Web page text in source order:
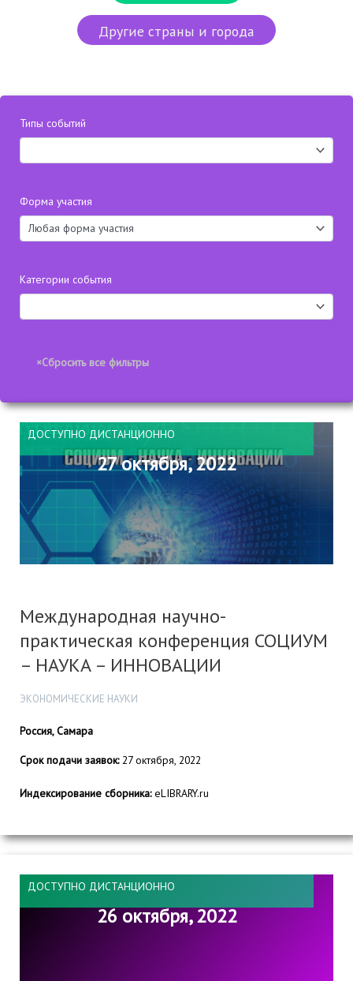
Другие страны и города
Типы событий
Форма участия
Категории события
ДОСТУПНО ДИСТАНЦИОННО
27 октября, 2022
Международная научно-
практическая конференция СОЦИУМ
– НАУКА – ИННОВАЦИИ
ЭКОНОМИЧЕСКИЕ НАУКИ
Россия, Самара
Срок подачи заявок:27 октября, 2022
Индексирование сборника:eLIBRARY.ru
ДОСТУПНО ДИСТАНЦИОННО
26 октября, 2022